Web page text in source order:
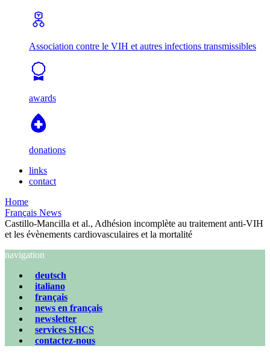
Association contre le VIH et autres infections transmissibles
awards
donations
links
contact
Home
Français News
Castillo-Mancilla et al., Adhésion incomplète au traitement anti-VIH
et les évènements cardiovasculaires et la mortalité
navigation
deutsch
italiano
français
news en français
newsletter
services SHCS
contactez-nous